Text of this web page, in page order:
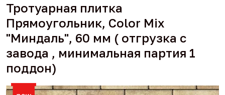
Тротуарная плитка
Прямоугольник, Color Mix
"Миндаль", 60 мм ( отгрузка с
завода , минимальная партия 1
поддон)